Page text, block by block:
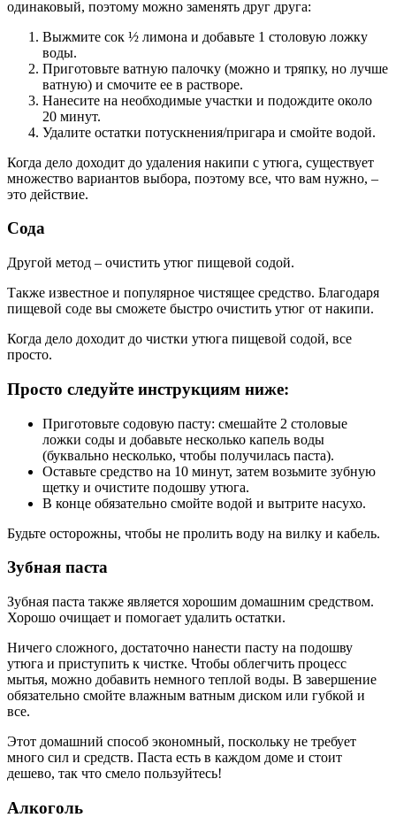
одинаковый, поэтому можно заменять друг друга:
Выжмите сок ½ лимона и добавьте 1 столовую ложку
воды.
Приготовьте ватную палочку (можно и тряпку, но лучше
ватную) и смочите ее в растворе.
Нанесите на необходимые участки и подождите около
20 минут.
Удалите остатки потускнения/пригара и смойте водой.
Когда дело доходит до удаления накипи с утюга, существует
множество вариантов выбора, поэтому все, что вам нужно, –
это действие.
Сода
Другой метод – очистить утюг пищевой содой.
Также известное и популярное чистящее средство. Благодаря
пищевой соде вы сможете быстро очистить утюг от накипи.
Когда дело доходит до чистки утюга пищевой содой, все
просто.
Просто следуйте инструкциям ниже:
Приготовьте содовую пасту: смешайте 2 столовые
ложки соды и добавьте несколько капель воды
(буквально несколько, чтобы получилась паста).
Оставьте средство на 10 минут, затем возьмите зубную
щетку и очистите подошву утюга.
В конце обязательно смойте водой и вытрите насухо.
Будьте осторожны, чтобы не пролить воду на вилку и кабель.
Зубная паста
Зубная паста также является хорошим домашним средством.
Хорошо очищает и помогает удалить остатки.
Ничего сложного, достаточно нанести пасту на подошву
утюга и приступить к чистке. Чтобы облегчить процесс
мытья, можно добавить немного теплой воды. В завершение
обязательно смойте влажным ватным диском или губкой и
все.
Этот домашний способ экономный, поскольку не требует
много сил и средств. Паста есть в каждом доме и стоит
дешево, так что смело пользуйтесь!
Алкоголь